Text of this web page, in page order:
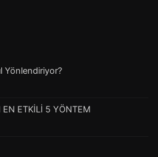
Yönlendiriyor?
ETKİLİ 5 YÖNTEM